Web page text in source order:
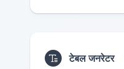
टेबल जनरेटर